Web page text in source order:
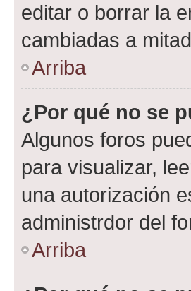
editar o borrar la
cambiadas a
Arriba
¿Por qué no se
Algunos foros
para visualizar,
una autorización
administrdor del
Arriba